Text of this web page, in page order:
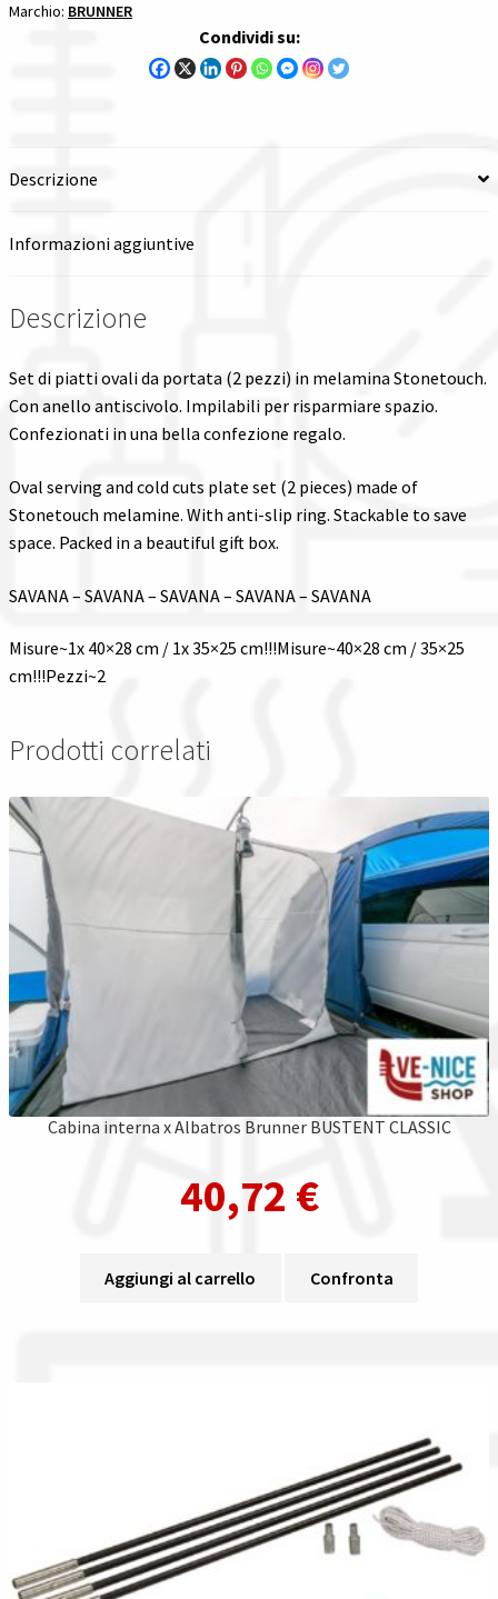
Tutte le categorie dei prodotti
Checkout
Il mio account
Marchio: BRUNNER
Condividi su:
Descrizione
Informazioni aggiuntive
Descrizione
Set di piatti ovali da portata (2 pezzi) in melamina Stonetouch.
Con anello antiscivolo. Impilabili per risparmiare spazio.
Confezionati in una bella confezione regalo.
Oval serving and cold cuts plate set (2 pieces) made of
Stonetouch melamine. With anti-slip ring. Stackable to save
space. Packed in a beautiful gift box.
SAVANA – SAVANA – SAVANA – SAVANA – SAVANA
Misure~1x 40×28 cm / 1x 35×25 cm!!!Misure~40×28 cm / 35×25
cm!!!Pezzi~2
Prodotti correlati
Cabina interna x Albatros Brunner BUSTENT CLASSIC
40,72 €
Aggiungi al carrello Confronta